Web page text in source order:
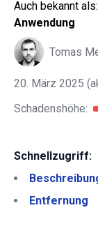
Auch bekannt als:
Anwendung
Tomas
20. März 2025
Schadenshöhe:
Schnellzugriff:
Entfernung